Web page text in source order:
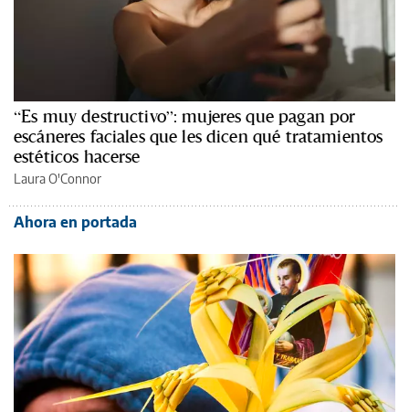
“Es muy destructivo”: mujeres que pagan por
escáneres faciales que les dicen qué tratamientos
estéticos hacerse
Laura O'Connor
Ahora en portada